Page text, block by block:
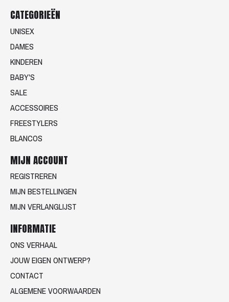
CATEGORIEËN
UNISEX
DAMES
KINDEREN
BABY'S
SALE
ACCESSOIRES
FREESTYLERS
BLANCOS
MIJN ACCOUNT
REGISTREREN
MIJN BESTELLINGEN
MIJN VERLANGLIJST
INFORMATIE
ONS VERHAAL
JOUW EIGEN ONTWERP?
CONTACT
ALGEMENE VOORWAARDEN